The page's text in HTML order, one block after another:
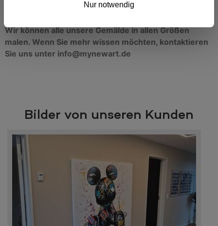
Wir können alle unsere Gemälde in allen Größen
malen. Wenn Sie mehr wissen möchten, kontaktieren
Sie uns unter info@mynewart.de
Bilder von unseren Kunden
Nur notwendig